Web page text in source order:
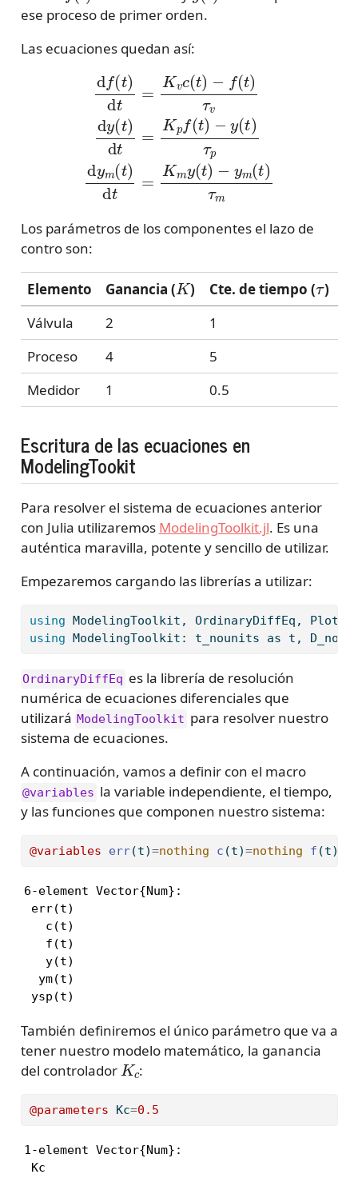
ese proceso de primer orden.
Las ecuaciones quedan así:
t=Kvc f(t )τvd )dt=
pdym dt= Km −ym
Los parámetros de los componentes el lazo de
contro son:
Elemento Ganancia (
K
) Cte. de tiempo (
τ
)
Válvula
2
1
Proceso
4
5
Medidor
1 0.5
Escritura de las ecuaciones en
ModelingTookit
Para resolver el sistema de ecuaciones anterior
con Julia utilizaremos ModelingToolkit.jl. Es una
auténtica maravilla, potente y sencillo de utilizar.
Empezaremos cargando las librerías a utilizar:
using ModelingToolkit , OrdinaryDiffEq , Plots
using ModelingToolkit : t_nounits as t,
OrdinaryDiffEq es la librería de resolución
numérica de ecuaciones diferenciales que
utilizará ModelingToolkit para resolver nuestro
sistema de ecuaciones.
A continuación, vamos a definir con el macro
@variables la variable independiente, el tiempo,
y las funciones que componen nuestro sistema:
@variables err(t)=nothing c (t)=nothing f (t)
6-element Vector{Num}:
err(t)
   c(t)
   f(t)
   y(t)
  ym(t)
ysp(t)
También definiremos el único parámetro que va a
tener nuestro modelo matemático, la ganancia
del controlador
Kc
:
@parameters Kc=0.5
1-element Vector{Num}:
Kc